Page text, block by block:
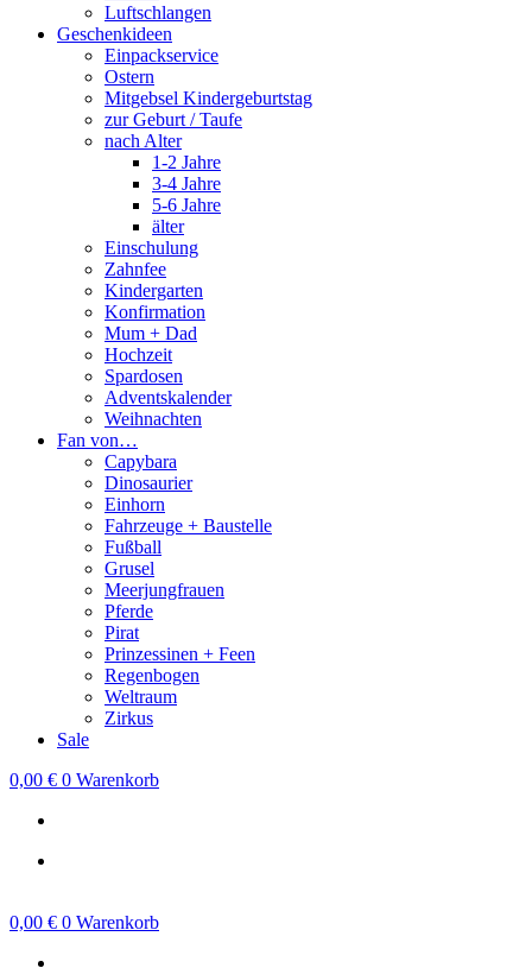
Luftschlangen
Geschenkideen
Einpackservice
Ostern
Mitgebsel Kindergeburtstag
zur Geburt / Taufe
nach Alter
1-2 Jahre
3-4 Jahre
5-6 Jahre
älter
Einschulung
Zahnfee
Kindergarten
Konfirmation
Mum + Dad
Hochzeit
Spardosen
Adventskalender
Weihnachten
Fan von…
Capybara
Dinosaurier
Einhorn
Fahrzeuge + Baustelle
Fußball
Grusel
Meerjungfrauen
Pferde
Pirat
Prinzessinen + Feen
Regenbogen
Weltraum
Zirkus
Sale
0,00 € 0 Warenkorb
0,00 € 0 Warenkorb